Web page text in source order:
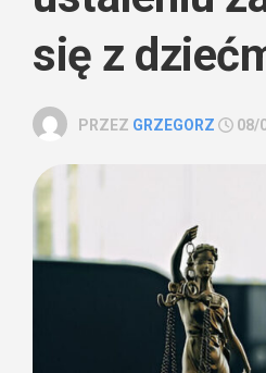
się z
PRZEZ GRZEGORZ 08/